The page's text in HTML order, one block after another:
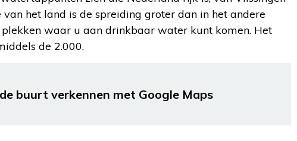
het land is de spreiding groter dan in het andere
waar u aan drinkbaar water kunt komen. Het
de 2.000.
buurt verkennen met Google Maps